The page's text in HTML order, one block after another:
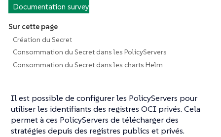
Documentation survey
Sur cette page
Création du Secret
Consommation du Secret dans les PolicyServers
Consommation du Secret dans les charts Helm
Il est possible de configurer les PolicyServers pour
utiliser les identifiants des registres OCI privés. Cela
permet à ces PolicyServers de télécharger des
stratégies depuis des registres publics et privés.